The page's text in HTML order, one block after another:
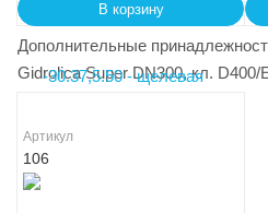
В корзину
Дополнительные
Gidrolica Super DN300, кл. D400/
Артикул
106